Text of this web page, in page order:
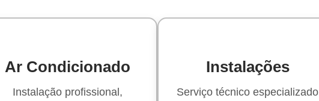
Ar Condicionado
Instalação profissional,
Instalações
Serviço técnico especializado